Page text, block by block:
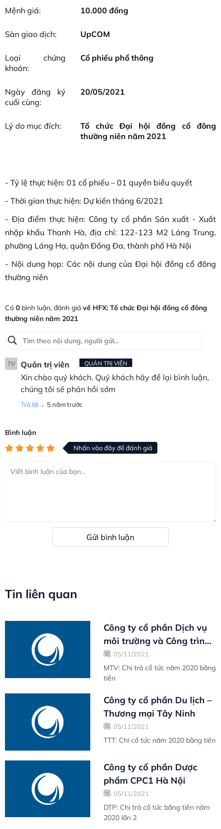
Mệnh giá: 10.000 đồng
Sàn giao dịch: UpCOM
Loại chứng
khoán:
Cổ phiếu phổ thông
Ngày đăng ký
cuối cùng:
20/05/2021
Lý do mục đích:
Tổ chức Đại hội đồng cổ đông
thường niên năm 2021
- Tỷ lệ thực hiện: 01 cổ phiếu – 01 quyền biểu quyết
- Thời gian thực hiện: Dự kiến tháng 6/2021
- Địa điểm thực hiện: Công ty cổ phần Sản xuất - Xuất
nhập khẩu Thanh Hà, địa chỉ: 122-123 M2 Láng Trung,
phường Láng Hạ, quận Đống Đa, thành phố Hà Nội
- Nội dung họp: Các nội dung của Đại hội đồng cổ đông
thường niên
Có 0 bình luận, đánh giá về HFX: Tổ chức Đại hội đồng cổ đông
thường niên năm 2021
TV Quản trị viên QUẢN TRỊ VIÊN
Xin chào quý khách. Quý khách hãy để lại bình luận,
chúng tôi sẽ phản hồi sớm
Trả lời . 5 năm trước
Bình luận
Nhấn vào đây để đánh giá
Gửi bình luận
Tin liên quan
Công ty cổ phần Dịch vụ
môi trường và Công trình
đô thị Vũng Tàu
05/11/2021
MTV: Chi trả cổ tức năm 2020 bằng
tiền
Công ty cổ phần Du lịch –
Thương mại Tây Ninh
05/11/2021
TTT: Chi cổ tức năm 2020 bằng tiền
Công ty cổ phần Dược
phẩm CPC1 Hà Nội
05/11/2021
DTP: Chi trả cổ tức bằng tiền năm
2020 lần 2